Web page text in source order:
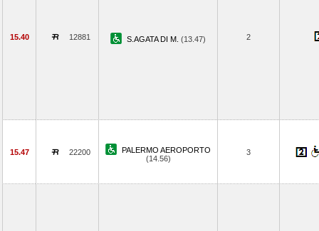
15.40 12881 S.AGATA DI M. (13.47) 2
15.47 22200
PALERMO AEROPORTO
(14.56)
3